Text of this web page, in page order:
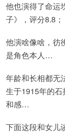
他也演得了命运
子》，评分8.8；
他演啥像啥，彷
是角色本人…
年龄和长相都无
生于1915年的
和感…
下面这段和女儿